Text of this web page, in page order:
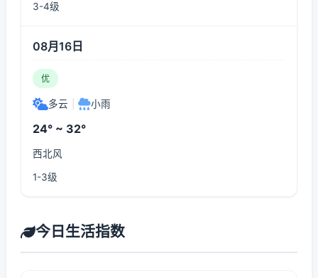
3-4级
08月16日
优
多云 小雨
24° ~ 32°
西北风
1-3级
今日生活指数